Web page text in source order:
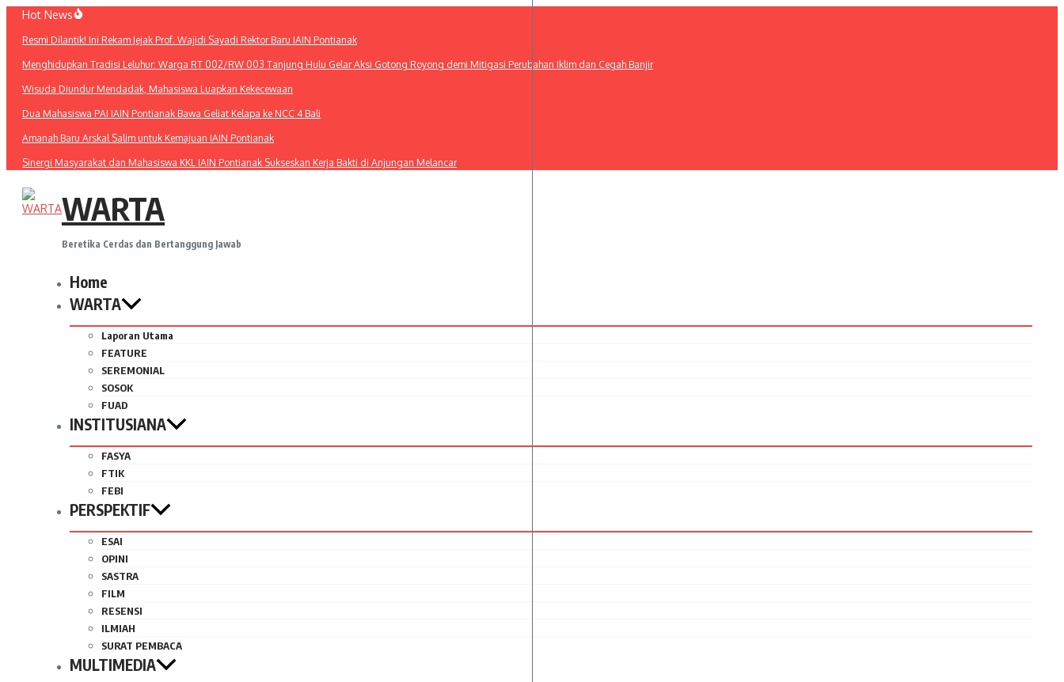
Lewati
konten
Hot News
Resmi Dilantik! Ini Rekam Jejak Prof. Wajidi Sayadi Rektor Baru IAIN Pontianak
Menghidupkan Tradisi Leluhur: Warga RT 002/RW 003 Tanjung Hulu Gelar Aksi Gotong Royong demi Mitigasi Perubahan Iklim dan Cegah Banjir
Wisuda Diundur Mendadak, Mahasiswa Luapkan Kekecewaan
Dua Mahasiswa PAI IAIN Pontianak Bawa Geliat Kelapa ke NCC 4 Bali
Amanah Baru Arskal Salim untuk Kemajuan IAIN Pontianak
Sinergi Masyarakat dan Mahasiswa KKL IAIN Pontianak Sukseskan Kerja Bakti di Anjungan Melancar
WARTA
Beretika Cerdas dan Bertanggung Jawab
Home
WARTA
Laporan Utama
FEATURE
SEREMONIAL
SOSOK
FUAD
INSTITUSIANA
FASYA
FTIK
FEBI
PERSPEKTIF
ESAI
OPINI
SASTRA
FILM
RESENSI
ILMIAH
SURAT PEMBACA
MULTIMEDIA